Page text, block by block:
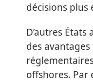
décisions plus
D’autres
des
offshores. Par